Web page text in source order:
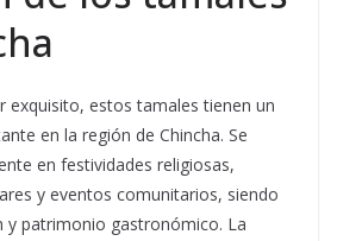
exquisito, estos tamales tienen un
en la región de Chincha. Se
en festividades religiosas,
y eventos comunitarios, siendo
y patrimonio gastronómico. La